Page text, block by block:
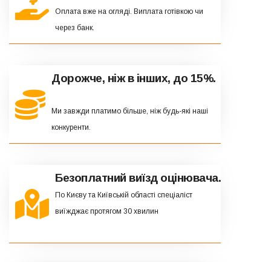
Оплата вже на огляді. Виплата готівкою чи
через банк.
Дорожче, ніж в інших, до 15%.
Ми завжди платимо більше, ніж будь-які наші
конкуренти.
Безоплатний виїзд оцінювача.
По Києву та Київській області спеціаліст
виїжджає протягом 30 хвилин